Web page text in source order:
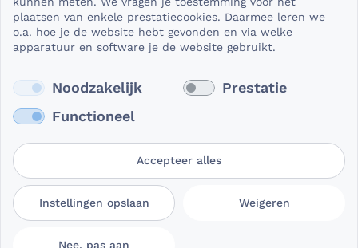
BeterDichtbij.
Lees verder
Gebruikersvoorwaarden
Privacy- en
cookieverklaring
plaatsen van enkele prestatiecookies. Daarmee leren we
o.a. hoe je de website hebt gevonden en via welke
apparatuur en software je de website gebruikt.
Noodzakelijk
Prestatie
Functioneel
Accepteer alles
Instellingen opslaan Weigeren
Nee, pas aan